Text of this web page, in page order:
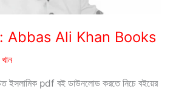
Abbas Ali Khan Books
ইসলামিক pdf বই ডাউনলোড করতে নিচে বইয়ের